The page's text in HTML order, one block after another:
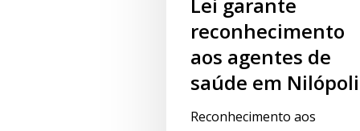
reconhecimento
aos agentes de
saúde em
Reconhecimento aos